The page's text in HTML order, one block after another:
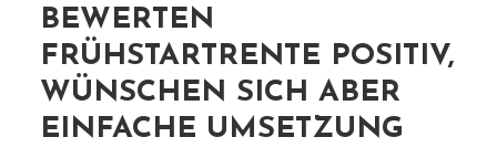
BEWERTEN
FRÜHSTARTRENTE POSITIV,
WÜNSCHEN SICH ABER
EINFACHE UMSETZUNG